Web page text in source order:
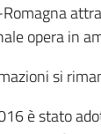
opera in
si
è stato